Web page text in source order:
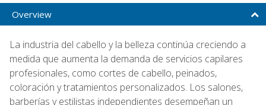
Overview
La industria del cabello y la belleza continúa creciendo a
medida que aumenta la demanda de servicios capilares
profesionales, como cortes de cabello, peinados,
coloración y tratamientos personalizados. Los salones,
barberías y estilistas independientes desempeñan un